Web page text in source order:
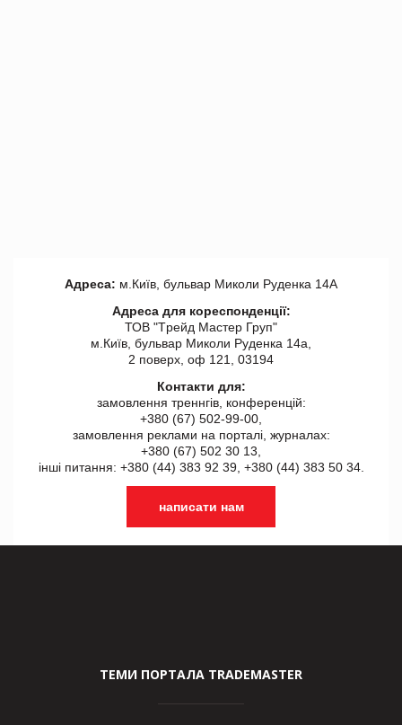
Адреса: м.Київ, бульвар Миколи Руденка 14А
Адреса для кореспонденції:
ТОВ "Tрейд Мастер Груп"
м.Київ, бульвар Миколи Руденка 14а,
2 поверх, оф 121, 03194
Контакти для:
замовлення треннгів, конференцій:
+380 (67) 502-99-00,
замовлення реклами на порталі, журналах:
+380 (67) 502 30 13,
інші питання: +380 (44) 383 92 39, +380 (44) 383 50 34.
написати нам
ТЕМИ ПОРТАЛА TRADEMASTER